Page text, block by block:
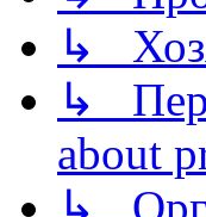
↳
↳
about
↳